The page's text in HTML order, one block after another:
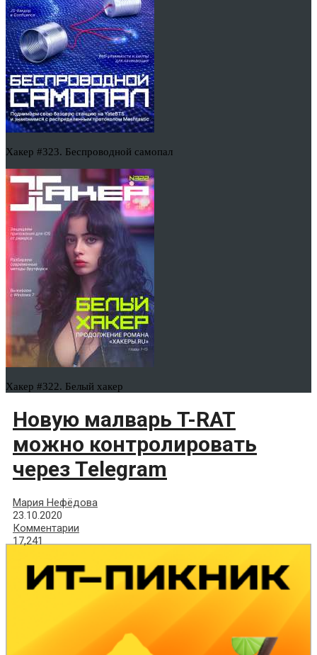
Хакер #323. Беспроводной самопал
Хакер #322. Белый хакер
Новую малварь T-RAT
можно контролировать
через Telegram
Мария Нефёдова
23.10.2020
Комментарии
17,241